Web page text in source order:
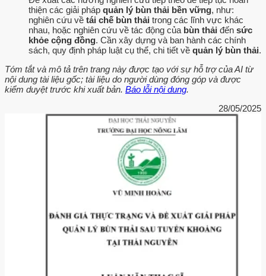
thiện các giải pháp quản lý bùn thải bền vững, như:
nghiên cứu về tái chế bùn thải trong các lĩnh vực khác
nhau, hoặc nghiên cứu về tác động của bùn thải đến sức
khỏe cộng đồng. Cần xây dựng và ban hành các chính
sách, quy định pháp luật cụ thể, chi tiết về quản lý bùn thải.
Tóm tắt và mô tả trên trang này được tạo với sự hỗ trợ của AI từ
nội dung tài liệu gốc; tài liệu do người dùng đóng góp và được
kiểm duyệt trước khi xuất bản. Báo lỗi nội dung.
28/05/2025